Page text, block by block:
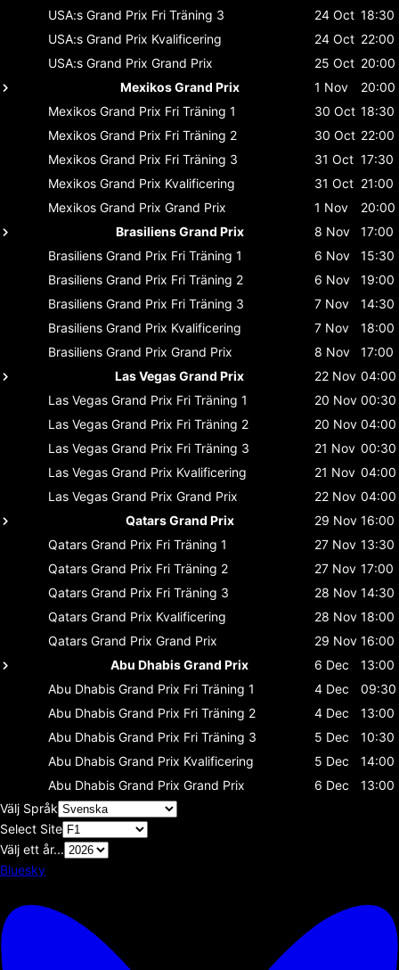
USA:s Grand Prix Fri Träning 3 24 Oct 18:30
USA:s Grand Prix Kvalificering 24 Oct 22:00
USA:s Grand Prix Grand Prix 25 Oct 20:00
Mexikos Grand Prix
1 Nov
20:00
Mexikos Grand Prix Fri Träning 1 30 Oct 18:30
Mexikos Grand Prix Fri Träning 2 30 Oct 22:00
Mexikos Grand Prix Fri Träning 3 31 Oct 17:30
Mexikos Grand Prix Kvalificering 31 Oct 21:00
Mexikos Grand Prix Grand Prix 1 Nov
20:00
Brasiliens Grand Prix
8 Nov
17:00
Brasiliens Grand Prix Fri Träning 1 6 Nov
15:30
Brasiliens Grand Prix Fri Träning 2 6 Nov
19:00
Brasiliens Grand Prix Fri Träning 3 7 Nov
14:30
Brasiliens Grand Prix Kvalificering 7 Nov
18:00
Brasiliens Grand Prix Grand Prix 8 Nov
17:00
Las Vegas Grand Prix
22 Nov 04:00
Las Vegas Grand Prix Fri Träning 1 20 Nov 00:30
Las Vegas Grand Prix Fri Träning 2 20 Nov 04:00
Las Vegas Grand Prix Fri Träning 3 21 Nov 00:30
Las Vegas Grand Prix Kvalificering 21 Nov 04:00
Las Vegas Grand Prix Grand Prix 22 Nov 04:00
Qatars Grand Prix
29 Nov 16:00
Qatars Grand Prix Fri Träning 1 27 Nov 13:30
Qatars Grand Prix Fri Träning 2 27 Nov 17:00
Qatars Grand Prix Fri Träning 3 28 Nov 14:30
Qatars Grand Prix Kvalificering 28 Nov 18:00
Qatars Grand Prix Grand Prix 29 Nov 16:00
Abu Dhabis Grand Prix
6 Dec
13:00
Abu Dhabis Grand Prix Fri Träning 1 4 Dec
09:30
Abu Dhabis Grand Prix Fri Träning 2 4 Dec
13:00
Abu Dhabis Grand Prix Fri Träning 3 5 Dec
10:30
Abu Dhabis Grand Prix Kvalificering 5 Dec
14:00
Abu Dhabis Grand Prix Grand Prix 6 Dec
13:00
Välj Språk
Select Site
Välj ett år...
Bluesky